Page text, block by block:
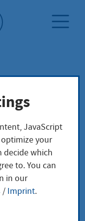
ab
JavaScript
your
decide which
to. You can
in our
/ Imprint.